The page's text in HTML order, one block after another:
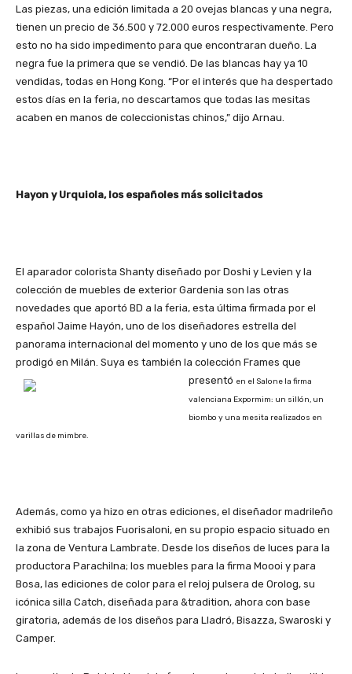
Las piezas, una edición limitada a 20 ovejas blancas y una negra,
tienen un precio de 36.500 y 72.000 euros respectivamente. Pero
esto no ha sido impedimento para que encontraran dueño. La
negra fue la primera que se vendió. De las blancas hay ya 10
vendidas, todas en Hong Kong. “Por el interés que ha despertado
estos días en la feria, no descartamos que todas las mesitas
acaben en manos de coleccionistas chinos,” dijo Arnau.
Hayon y Urquiola, los españoles más solicitados
El aparador colorista Shanty diseñado por Doshi y Levien y la
colección de muebles de exterior Gardenia son las otras
novedades que aportó BD a la feria, esta última firmada por el
español Jaime Hayón, uno de los diseñadores estrella del
panorama internacional del momento y uno de los que más se
prodigó en Milán. Suya es también la colección Frames que
presentó en el Salone la firma
valenciana Expormim: un sillón, un
biombo y una mesita realizados en
varillas de mimbre.
Además, como ya hizo en otras ediciones, el diseñador madrileño
exhibió sus trabajos Fuorisaloni, en su propio espacio situado en
la zona de Ventura Lambrate. Desde los diseños de luces para la
productora Parachilna; los muebles para la firma Moooi y para
Bosa, las ediciones de color para el reloj pulsera de Orolog, su
icónica silla Catch, diseñada para &tradition, ahora con base
giratoria, además de los diseños para Lladró, Bisazza, Swaroski y
Camper.